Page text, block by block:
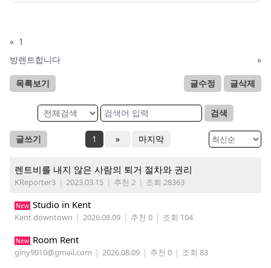
« 1
방렌트합니다
»
목록보기 글수정 글삭제
검색
글쓰기 1 » 마지막
렌트비를 내지 않은 사람의 퇴거 절차와 권리
KReporter3 | 2023.03.15 | 추천 2 | 조회 28363
New Studio in Kent
Kent downtown | 2026.08.09 | 추천 0 | 조회 104
New Room Rent
giny9010@gmail.com | 2026.08.09 | 추천 0 | 조회 83